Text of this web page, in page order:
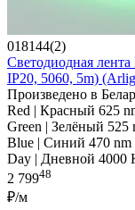
018144(2)
Светодиодная
IP20, 5060, 5m)
Произведено в
Red | Красный 625
Green | Зелёный 525
Blue | Синий 470 nm
Day | Дневной 4000
2 79948
₽/м